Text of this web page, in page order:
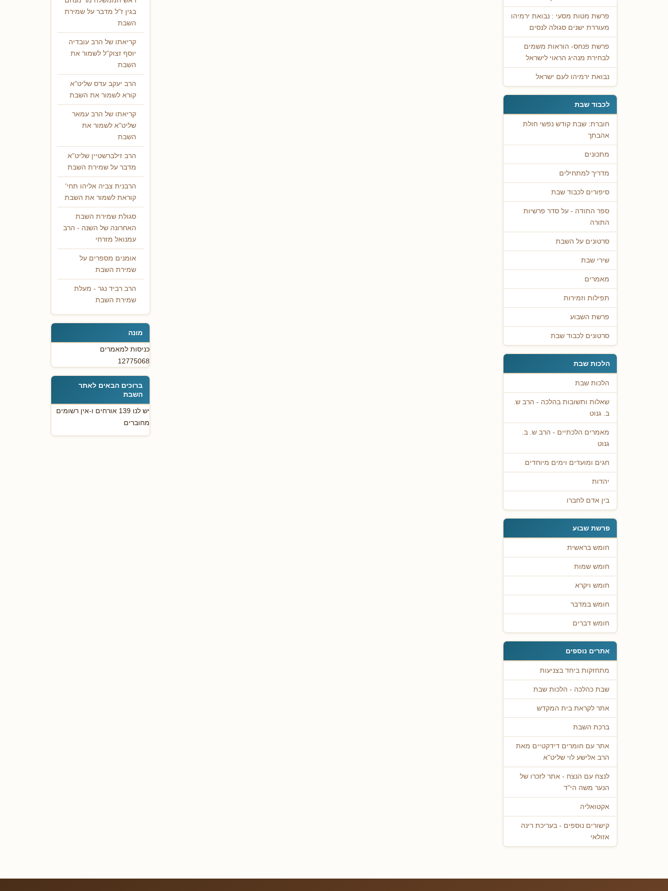
פרשת מטות מסעי : נבואת ירמיהו
מעוררת ישנים סגולה לנסים
פרשת פנחס- הוראות משמים
לבחירת מנהיג הראוי לישראל
נבואת ירמיהו לעם ישראל
לכבוד שבת
חוברת: שבת קודש נפשי חולת
אהבתך
מתכונים
מדריך למתחילים
סיפורים לכבוד שבת
ספר התודה - על סדר פרשיות
התורה
סרטונים על השבת
שירי שבת
מאמרים
תפילות וזמירות
פרשת השבוע
סרטונים לכבוד שבת
הלכות שבת
הלכות שבת
שאלות ותשובות בהלכה - הרב ש.
ב. גנוט
מאמרים הלכתיים - הרב ש. ב.
גנוט
חגים ומועדים וימים מיוחדים
יהדות
בין אדם לחברו
פרשת שבוע
חומש בראשית
חומש שמות
חומש ויקרא
חומש במדבר
חומש דברים
אתרים נוספים
מתחזקות ביחד בצניעות
שבת כהלכה - הלכות שבת
אתר לקראת בית המקדש
ברכת השבת
אתר עם חומרים דידקטיים מאת
הרב אלישע לוי שליט"א
לנצח עם הנצח - אתר לזכרו של
הנער משה הי"ד
אקטואליה
קישורים נוספים - בעריכת רינה
אזולאי
בגין ז"ל מדבר על שמירת
השבת
קריאתו של הרב עובדיה
יוסף זצוק"ל לשמור את
השבת
הרב יעקב עדס שליט"א
קורא לשמור את השבת
קריאתו של הרב עמאר
שליט"א לשמור את
השבת
הרב זילברשטיין שליט"א
מדבר על שמירת השבת
הרבנית צביה אליהו תחי'
קוראת לשמור את השבת
סגולת שמירת השבת
האחרונה של השנה - הרב
עמנואל מזרחי
אומנים מספרים על
שמירת השבת
הרב רביד נגר - מעלת
שמירת השבת
מונה
כניסות למאמרים
12775068
ברוכים הבאים לאתר
השבת
יש לנו 139 אורחים ו-אין רשומים
מחוברים